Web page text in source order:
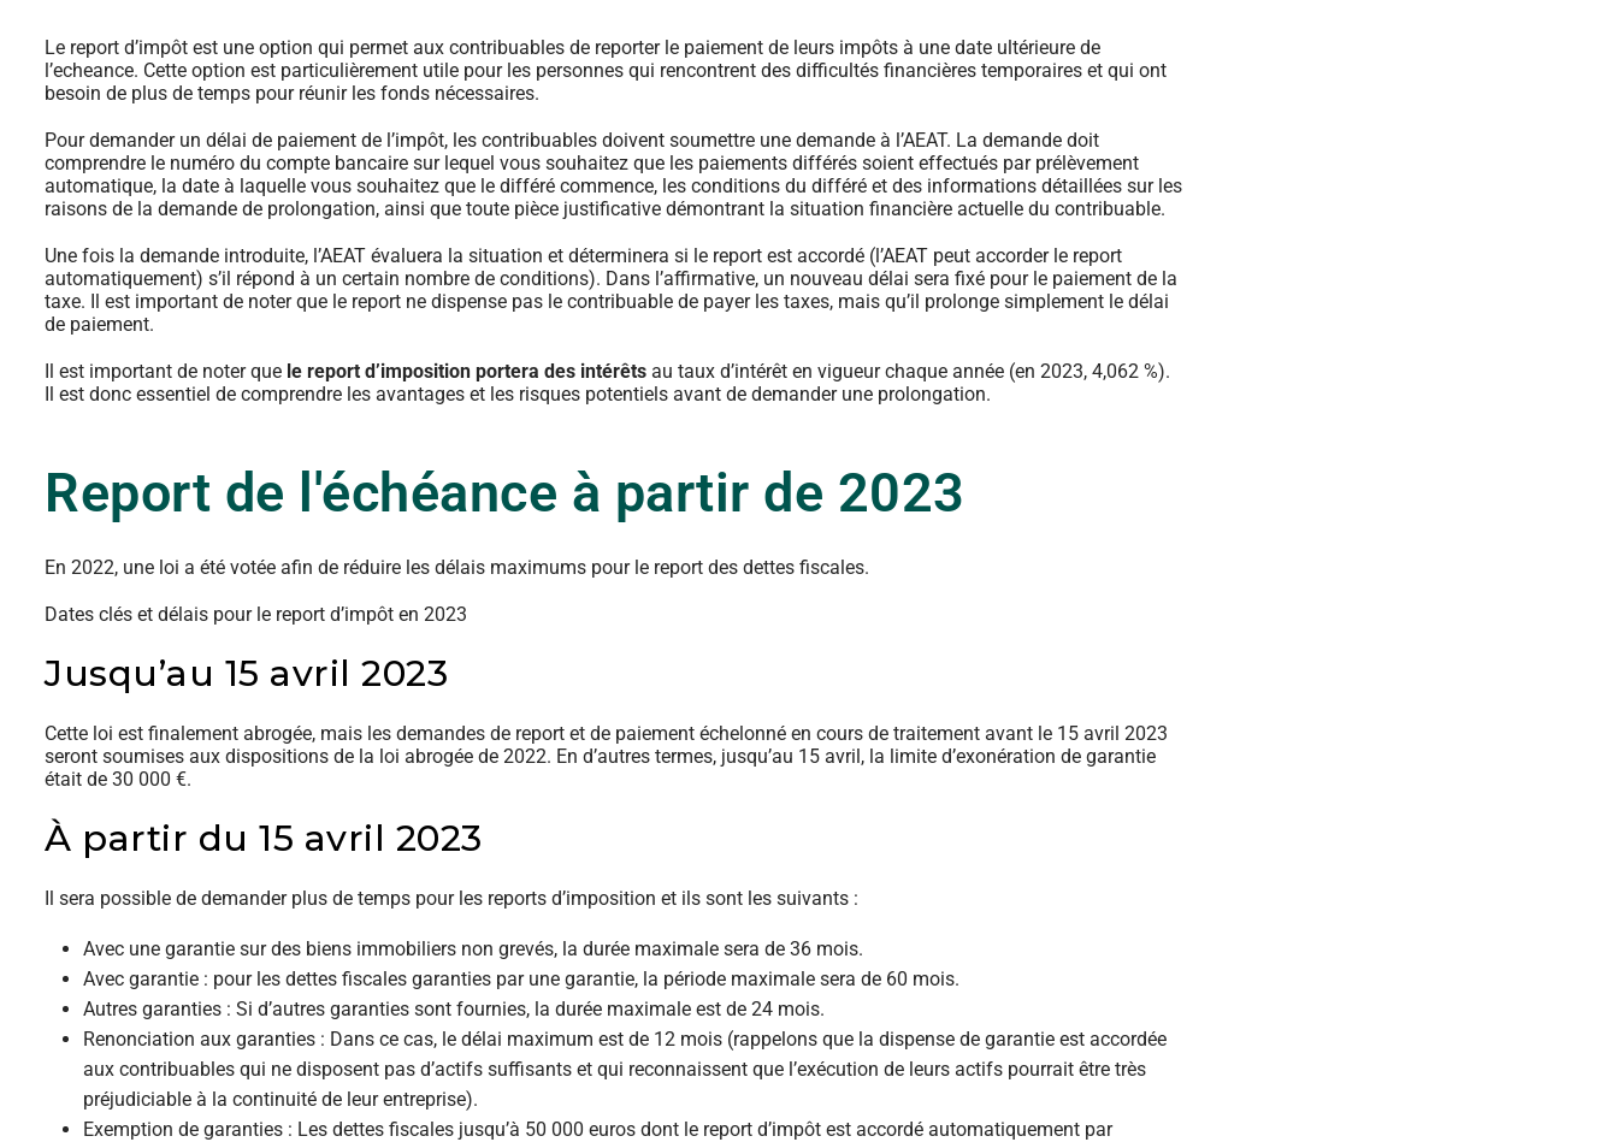
Le report d’impôt est une option qui permet aux contribuables de reporter le paiement de leurs impôts à une date ultérieure de
l’echeance. Cette option est particulièrement utile pour les personnes qui rencontrent des difficultés financières temporaires et qui ont
besoin de plus de temps pour réunir les fonds nécessaires.
Pour demander un délai de paiement de l’impôt, les contribuables doivent soumettre une demande à l’AEAT. La demande doit
comprendre le numéro du compte bancaire sur lequel vous souhaitez que les paiements différés soient effectués par prélèvement
automatique, la date à laquelle vous souhaitez que le différé commence, les conditions du différé et des informations détaillées sur les
raisons de la demande de prolongation, ainsi que toute pièce justificative démontrant la situation financière actuelle du contribuable.
Une fois la demande introduite, l’AEAT évaluera la situation et déterminera si le report est accordé (l’AEAT peut accorder le report
automatiquement) s’il répond à un certain nombre de conditions). Dans l’affirmative, un nouveau délai sera fixé pour le paiement de la
taxe. Il est important de noter que le report ne dispense pas le contribuable de payer les taxes, mais qu’il prolonge simplement le délai
de paiement.
Il est important de noter que le report d’imposition portera des intérêts au taux d’intérêt en vigueur chaque année (en 2023, 4,062 %).
Il est donc essentiel de comprendre les avantages et les risques potentiels avant de demander une prolongation.
Report de l'échéance à partir de 2023
En 2022, une loi a été votée afin de réduire les délais maximums pour le report des dettes fiscales.
Dates clés et délais pour le report d’impôt en 2023
Jusqu’au 15 avril 2023
Cette loi est finalement abrogée, mais les demandes de report et de paiement échelonné en cours de traitement avant le 15 avril 2023
seront soumises aux dispositions de la loi abrogée de 2022. En d’autres termes, jusqu’au 15 avril, la limite d’exonération de garantie
était de 30 000 €.
À partir du 15 avril 2023
Il sera possible de demander plus de temps pour les reports d’imposition et ils sont les suivants :
Avec une garantie sur des biens immobiliers non grevés, la durée maximale sera de 36 mois.
Avec garantie : pour les dettes fiscales garanties par une garantie, la période maximale sera de 60 mois.
Autres garanties : Si d’autres garanties sont fournies, la durée maximale est de 24 mois.
Renonciation aux garanties : Dans ce cas, le délai maximum est de 12 mois (rappelons que la dispense de garantie est accordée
aux contribuables qui ne disposent pas d’actifs suffisants et qui reconnaissent que l’exécution de leurs actifs pourrait être très
préjudiciable à la continuité de leur entreprise).
Exemption de garanties : Les dettes fiscales jusqu’à 50 000 euros dont le report d’impôt est accordé automatiquement par